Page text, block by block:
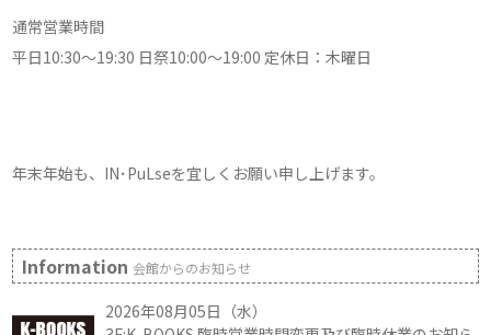
通常営業時間
平日10:30～19:30 日祭10:00〜19:00 定休日：木曜日
年末年始も、IN･PuLseを宜しくお願い申し上げます。
Information会館からのお知らせ
2026年08月05日（水）